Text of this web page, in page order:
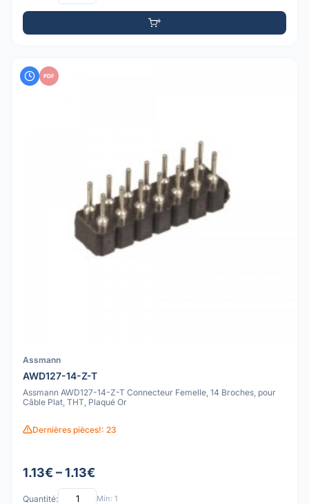
PDF
Assmann
AWD127-14-Z-T
Assmann AWD127-14-Z-T Connecteur Femelle, 14 Broches, pour
Câble Plat, THT, Plaqué Or
Dernières pièces!: 23
1.13€ – 1.13€
Quantité: Min: 1